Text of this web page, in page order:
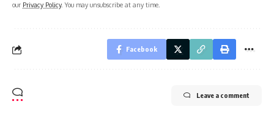
our Privacy Policy. You may unsubscribe at any time.
Facebook
Leave a comment